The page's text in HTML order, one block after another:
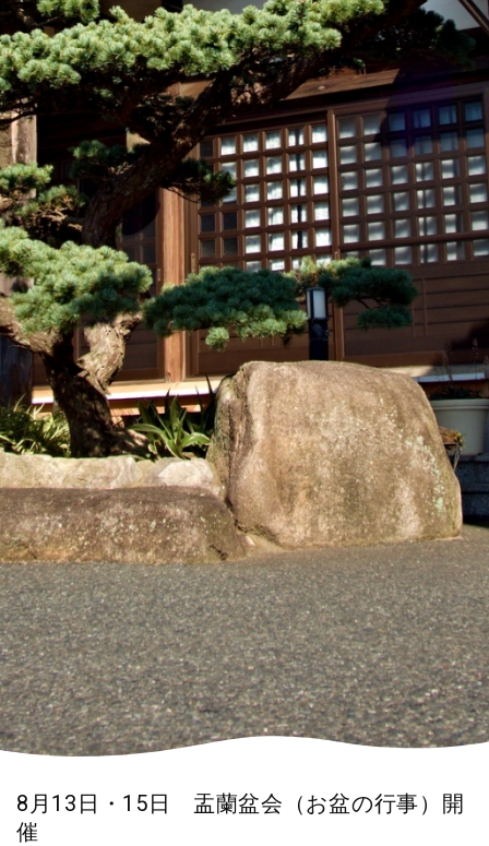
8月13日・15日 盂蘭盆会（お盆の行事）開
催